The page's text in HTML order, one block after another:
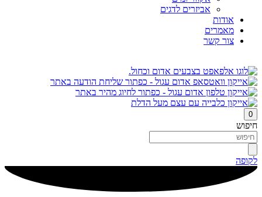
אביזרים לדגים
אודות
מאמרים
צור קשר
0
חיפוש
לקופה